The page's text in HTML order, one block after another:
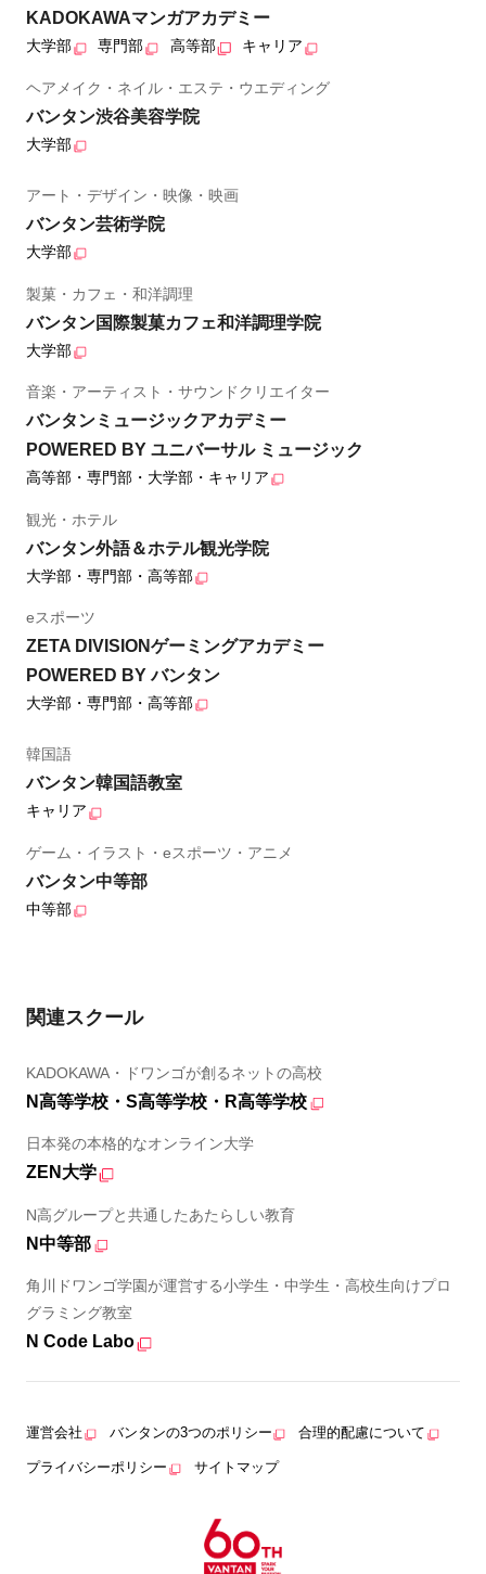
KADOKAWAマンガアカデミー
大学部 専門部 高等部 キャリア
ヘアメイク・ネイル・エステ・ウエディング
バンタン渋谷美容学院
大学部
アート・デザイン・映像・映画
バンタン芸術学院
大学部
製菓・カフェ・和洋調理
バンタン国際製菓カフェ和洋調理学院
大学部
音楽・アーティスト・サウンドクリエイター
バンタンミュージックアカデミー
POWERED BY ユニバーサル ミュージック
高等部・専門部・大学部・キャリア
観光・ホテル
バンタン外語＆ホテル観光学院
大学部・専門部・高等部
eスポーツ
ZETA DIVISIONゲーミングアカデミー
POWERED BY バンタン
大学部・専門部・高等部
韓国語
バンタン韓国語教室
キャリア
ゲーム・イラスト・eスポーツ・アニメ
バンタン中等部
中等部
関連スクール
KADOKAWA・ドワンゴが創るネットの高校
N高等学校・S高等学校・R高等学校
日本発の本格的なオンライン大学
ZEN大学
N高グループと共通したあたらしい教育
N中等部
角川ドワンゴ学園が運営する小学生・中学生・高校生向けプロ
グラミング教室
N Code Labo
運営会社 バンタンの3つのポリシー 合理的配慮について
プライバシーポリシー サイトマップ